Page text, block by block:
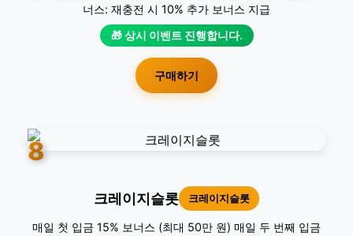
너스: 재충전 시 10% 추가 보너스 지급
🎁 상시 이벤트 진행합니다.
구매하기
8
크레이지슬롯 크레이지슬롯
매일 첫 입금 15% 보너스 (최대 50만 원) 매일 두 번째 입금